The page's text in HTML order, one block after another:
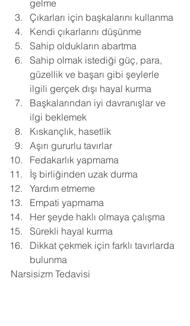
gelme
Çıkarları için başkalarını kullanma
Kendi çıkarlarını düşünme
Sahip oldukların abartma
Sahip olmak istediği güç, para,
güzellik ve başarı gibi şeylerle
ilgili gerçek dışı hayal kurma
Başkalarından iyi davranışlar ve
ilgi beklemek
Kıskançlık, hasetlik
Aşırı gururlu tavırlar
Fedakarlık yapmama
İş birliğinden uzak durma
Yardım etmeme
Empati yapmama
Her şeyde haklı olmaya çalışma
Sürekli hayal kurma
Dikkat çekmek için farklı tavırlarda
bulunma
Narsisizm Tedavisi